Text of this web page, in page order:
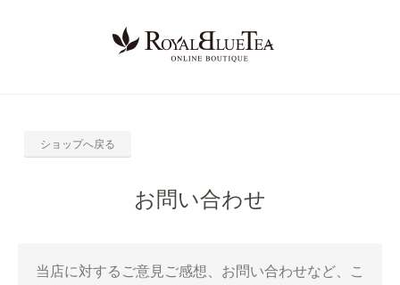
ショップへ戻る
お問い合わせ
当店に対するご意見ご感想、お問い合わせなど、こ